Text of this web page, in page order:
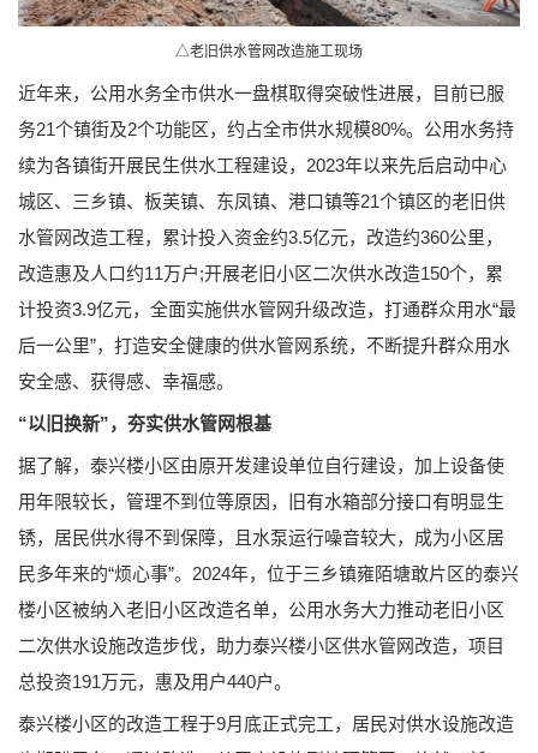
△老旧供水管网改造施工现场
近年来，公用水务全市供水一盘棋取得突破性进展，目前已服
务21个镇街及2个功能区，约占全市供水规模80%。公用水务持
续为各镇街开展民生供水工程建设，2023年以来先后启动中心
城区、三乡镇、板芙镇、东凤镇、港口镇等21个镇区的老旧供
水管网改造工程，累计投入资金约3.5亿元，改造约360公里，
改造惠及人口约11万户;开展老旧小区二次供水改造150个，累
计投资3.9亿元，全面实施供水管网升级改造，打通群众用水“最
后一公里”，打造安全健康的供水管网系统，不断提升群众用水
安全感、获得感、幸福感。
“以旧换新”，夯实供水管网根基
据了解，泰兴楼小区由原开发建设单位自行建设，加上设备使
用年限较长，管理不到位等原因，旧有水箱部分接口有明显生
锈，居民供水得不到保障，且水泵运行噪音较大，成为小区居
民多年来的“烦心事”。2024年，位于三乡镇雍陌塘敢片区的泰兴
楼小区被纳入老旧小区改造名单，公用水务大力推动老旧小区
二次供水设施改造步伐，助力泰兴楼小区供水管网改造，项目
总投资191万元，惠及用户440户。
泰兴楼小区的改造工程于9月底正式完工，居民对供水设施改造